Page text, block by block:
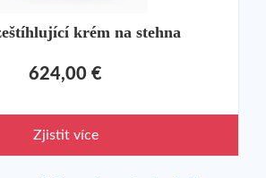
krém na stehna
624,00 €
Zjistit více